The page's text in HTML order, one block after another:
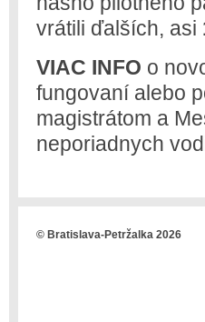
vrátili ďalších, asi
VIAC INFO o
fungovaní alebo
magistrátom a
neporiadnych
© Bratislava-Petržalka 2026